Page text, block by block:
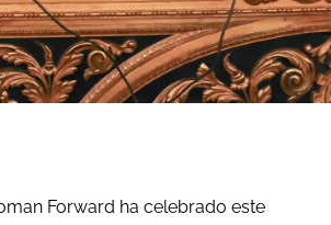
Forward ha celebrado este